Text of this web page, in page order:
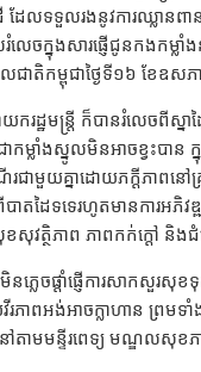
ដី ដែលទទួលរងនូវការឈ្លា
រំលេចក្នុងសារផ្ញើជូនកងក
ាតិកម្ពុជាថ្ងៃទី១៦ ខែឧសភ
រដ្ឋមន្ត្រី ក៏បានរំលេចពីស្ន
កម្លាំងស្នូលមិនអាចខ្វះបាន
ាមួយគ្នាដោយភក្ដីភាពនៅគ្រ
ដៃទទេរហូតមានការអភិវឌ្ឍ
វត្ថិភាព ភាពកក់ក្តៅ និងជំ
នភ្លេចផ្តាំផ្ញើការសាកសួរ
ភាពអង់អាចក្លាហាន ព្រម
តាមមន្ទីរពេទ្យ មណ្ឌលសុខ